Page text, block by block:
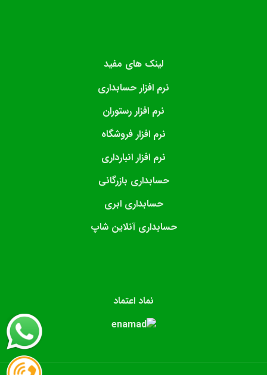
لینک های مفید
نرم افزار حسابداری
نرم افزار رستوران
نرم افزار فروشگاه
نرم افزار انبارداری
حسابداری بازرگانی
حسابداری ابری
حسابداری آنلاین شاپ
نماد اعتماد